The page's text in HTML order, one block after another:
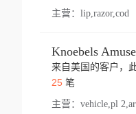
主营： lip,razor,cod
来自美国的客户，
25笔
主营：